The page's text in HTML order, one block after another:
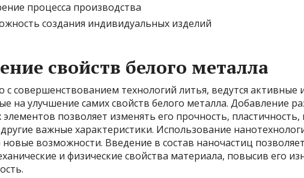
процесса производства
создания индивидуальных изделий
свойств белого металла
с совершенствованием технологий литья, ведутся активные
на улучшение самих свойств белого металла. Добавление
позволяет изменять его прочность,
важные характеристики. Использование
возможности. Введение в состав наночастиц
и физические свойства материала, повысив его